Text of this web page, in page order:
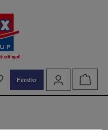
Du hast 0 Produkte auf
Händler